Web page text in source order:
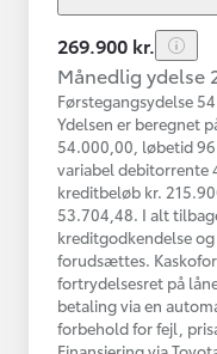
269.900 kr.
Månedlig ydelse
Førstegangsydelse
Ydelsen er beregnet
54.000,00, løbetid 96
variabel debitorrente
kreditbeløb kr.
53.704,48. I alt
kreditgodkendelse
forudsættes.
fortrydelsesret på
betaling via en
forbehold for fejl,